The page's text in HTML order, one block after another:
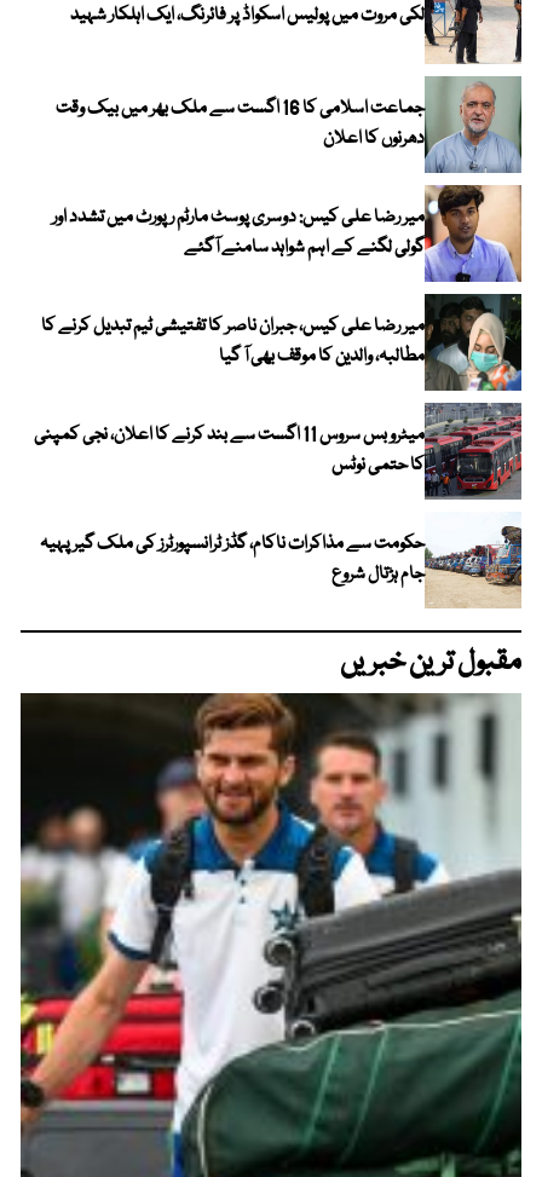
لکی مروت میں پولیس اسکواڈ پر فائرنگ، ایک اہلکار شہید
جماعت اسلامی کا 16 اگست سے ملک بھر میں بیک وقت
دھرنوں کا اعلان
میر رضا علی کیس: دوسری پوسٹ مارٹم رپورٹ میں تشدد اور
گولی لگنے کے اہم شواہد سامنے آگئے
میر رضا علی کیس، جبران ناصر کا تفتیشی ٹیم تبدیل کرنے کا
مطالبہ، والدین کا موقف بھی آ گیا
میٹرو بس سروس 11 اگست سے بند کرنے کا اعلان، نجی کمپنی
کا حتمی نوٹس
حکومت سے مذاکرات ناکام، گڈز ٹرانسپورٹرز کی ملک گیر پہیہ
جام ہڑتال شروع
مقبول ترین خبریں